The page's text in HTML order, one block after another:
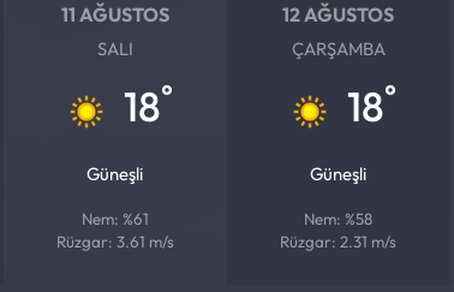
11 AĞUSTOS
SALI
18°
Güneşli
Nem: %61
Rüzgar: 3.61 m/s
12 AĞUSTOS
ÇARŞAMBA
18°
Güneşli
Nem: %58
Rüzgar: 2.31 m/s